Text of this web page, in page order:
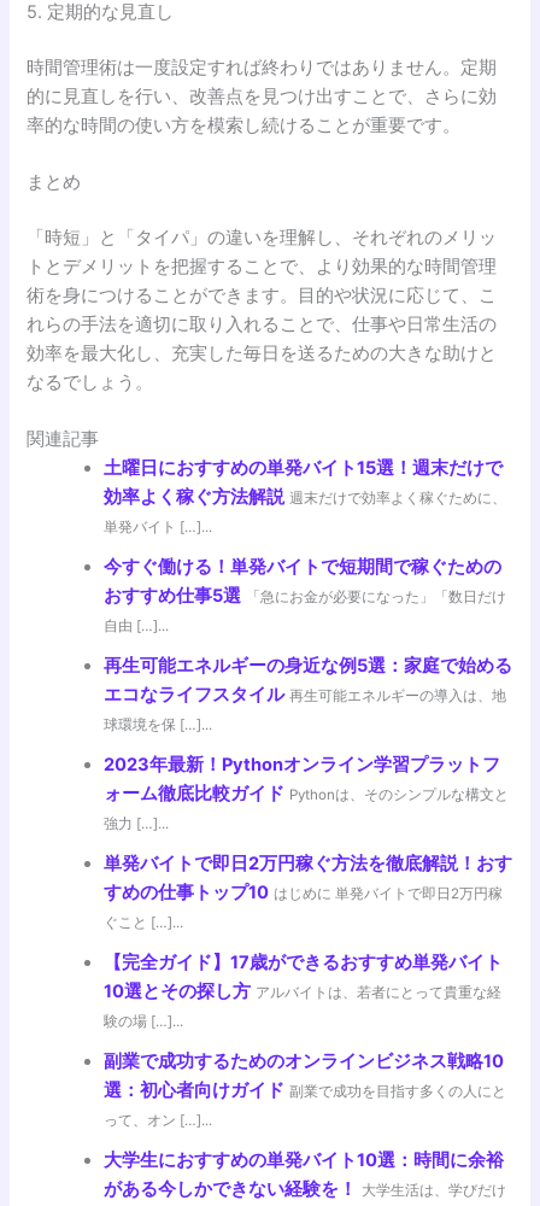
5. 定期的な見直し
時間管理術は一度設定すれば終わりではありません。定期
的に見直しを行い、改善点を見つけ出すことで、さらに効
率的な時間の使い方を模索し続けることが重要です。
まとめ
「時短」と「タイパ」の違いを理解し、それぞれのメリッ
トとデメリットを把握することで、より効果的な時間管理
術を身につけることができます。目的や状況に応じて、こ
れらの手法を適切に取り入れることで、仕事や日常生活の
効率を最大化し、充実した毎日を送るための大きな助けと
なるでしょう。
関連記事
土曜日におすすめの単発バイト15選！週末だけで
効率よく稼ぐ方法解説 週末だけで効率よく稼ぐために、
単発バイト […]...
今すぐ働ける！単発バイトで短期間で稼ぐための
おすすめ仕事5選
「急にお金が必要になった」「数日だけ
自由 […]...
再生可能エネルギーの身近な例5選：家庭で始める
エコなライフスタイル 再生可能エネルギーの導入は、地
球環境を保 […]...
2023年最新！Pythonオンライン学習プラットフ
ォーム徹底比較ガイド Pythonは、そのシンプルな構文と
強力 […]...
単発バイトで即日2万円稼ぐ方法を徹底解説！おす
すめの仕事トップ10 はじめに 単発バイトで即日2万円稼
ぐこと […]...
【完全ガイド】17歳ができるおすすめ単発バイト
10選とその探し方 アルバイトは、若者にとって貴重な経
験の場 […]...
副業で成功するためのオンラインビジネス戦略10
選：初心者向けガイド 副業で成功を目指す多くの人にと
って、オン […]...
大学生におすすめの単発バイト10選：時間に余裕
がある今しかできない経験を！
大学生活は、学びだけ